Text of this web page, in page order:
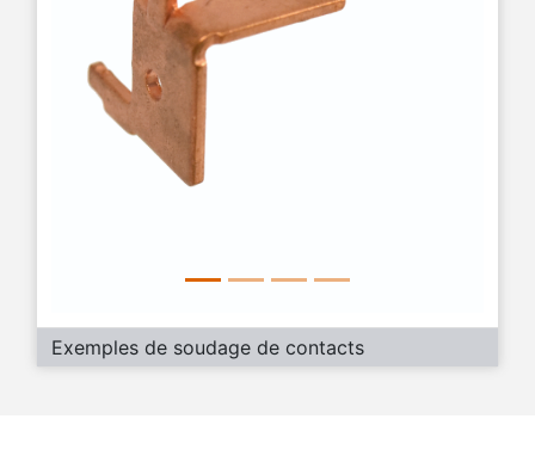
Exemples de soudage de contacts